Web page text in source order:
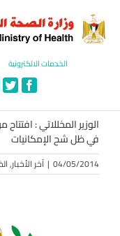
content
الخدمات الالكترونية
الوزير المخللاتي :
في ظل شح الإمكانيات
04/05/2014
| آخر الأخبار,